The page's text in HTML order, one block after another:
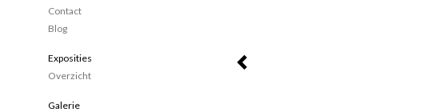
Contact
Blog
Exposities
Overzicht
Galerie